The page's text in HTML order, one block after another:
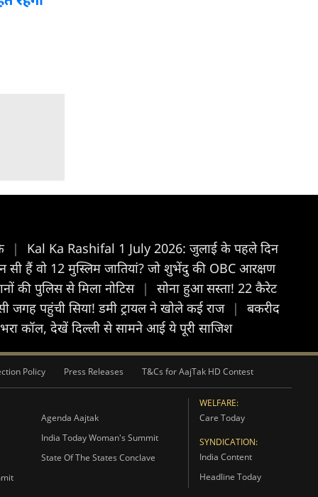
|
Kal Ka Rashifal 1 July 2026: जुलाई के पहले दिन
सी हैं वो 12 मुस्लिम जातियां? जो शुभेंदु की OBC आरक्षण
की पुलिस से मिला नोटिस |
सोना हुआ सस्ता! 22 कैरेट
जगह पहुंची सिया! डमी ट्रायल ने खोले कई राज |
बकरीद
कॉल, देखें दिल्ली से सामने आई ये पूरी साज‍िश
Policy Press Releases T&Cs for AajTak HD Contest
Agenda Aajtak
India Today Woman's Summit
State Of The States Conclave
WELFARE:
Care Today
SYNDICATION:
India Content
Headline Today